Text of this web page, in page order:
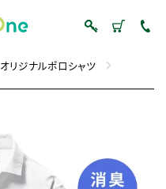
オリジナルポロシャツ